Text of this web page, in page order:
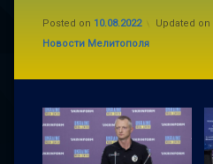
Posted on 10.08.2022 Updated on
Categories:
Новости Мелитополя